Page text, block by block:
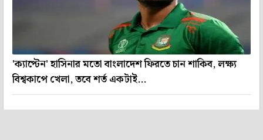
'ক্যাপ্টেন' হাসিনার মতো বাংলাদেশ ফিরতে চান শাকিব, লক্ষ্য
বিশ্বকাপে খেলা, তবে শর্ত একটাই...